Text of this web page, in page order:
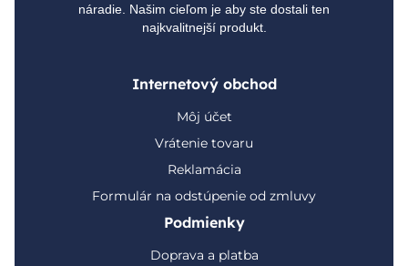
náradie. Našim cieľom je aby ste dostali ten
najkvalitnejší produkt.
Internetový obchod
Môj účet
Vrátenie tovaru
Reklamácia
Formulár na odstúpenie od zmluvy
Podmienky
Doprava a platba